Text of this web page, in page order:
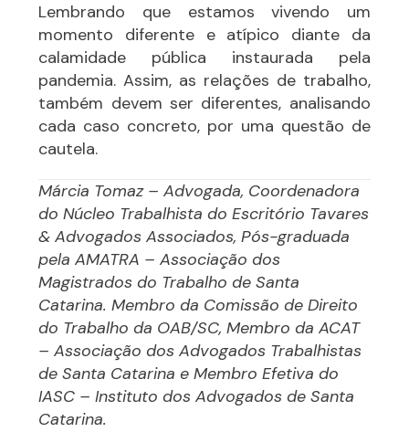
Lembrando que estamos vivendo um
momento diferente e atípico diante da
calamidade pública instaurada pela
pandemia. Assim, as relações de trabalho,
também devem ser diferentes, analisando
cada caso concreto, por uma questão de
cautela.
Márcia Tomaz – Advogada, Coordenadora
do Núcleo Trabalhista do Escritório Tavares
& Advogados Associados, Pós-graduada
pela AMATRA – Associação dos
Magistrados do Trabalho de Santa
Catarina. Membro da Comissão de Direito
do Trabalho da OAB/SC, Membro da ACAT
– Associação dos Advogados Trabalhistas
de Santa Catarina e Membro Efetiva do
IASC – Instituto dos Advogados de Santa
Catarina.